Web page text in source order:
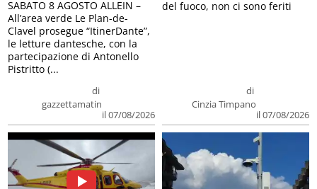
di
gazzettamatin
il 07/08/2026
SABATO 8 AGOSTO ALLEIN –
All’area verde Le Plan-de-
Clavel prosegue “ItinerDante”,
le letture dantesche, con la
partecipazione di Antonello
Pistritto (...
di
Cinzia Timpano
il 07/08/2026
del fuoco, non ci sono feriti